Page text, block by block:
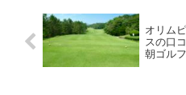
オリム
スの口
朝ゴル